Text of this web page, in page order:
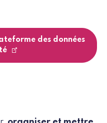
des données